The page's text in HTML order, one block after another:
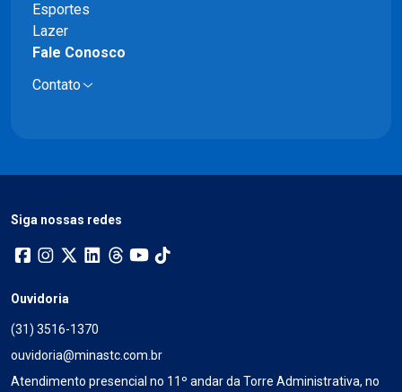
Esportes
Lazer
Fale Conosco
Contato
Siga nossas redes
Ouvidoria
(31) 3516-1370
ouvidoria@minastc.com.br
Atendimento presencial no 11º andar da Torre Administrativa, no